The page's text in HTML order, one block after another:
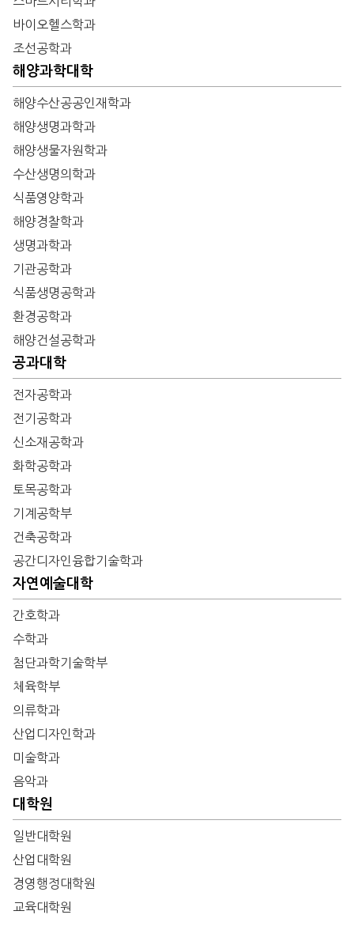
바이오헬스학과
조선공학과
해양과학대학
해양수산공공인재학과
해양생명과학과
해양생물자원학과
수산생명의학과
식품영양학과
해양경찰학과
생명과학과
기관공학과
식품생명공학과
환경공학과
해양건설공학과
공과대학
전자공학과
전기공학과
신소재공학과
화학공학과
토목공학과
기계공학부
건축공학과
공간디자인융합기술학과
자연예술대학
간호학과
수학과
첨단과학기술학부
체육학부
의류학과
산업디자인학과
미술학과
음악과
대학원
일반대학원
산업대학원
경영행정대학원
교육대학원